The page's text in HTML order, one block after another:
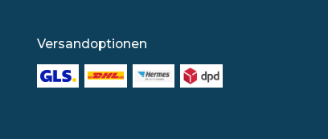
Versandoptionen